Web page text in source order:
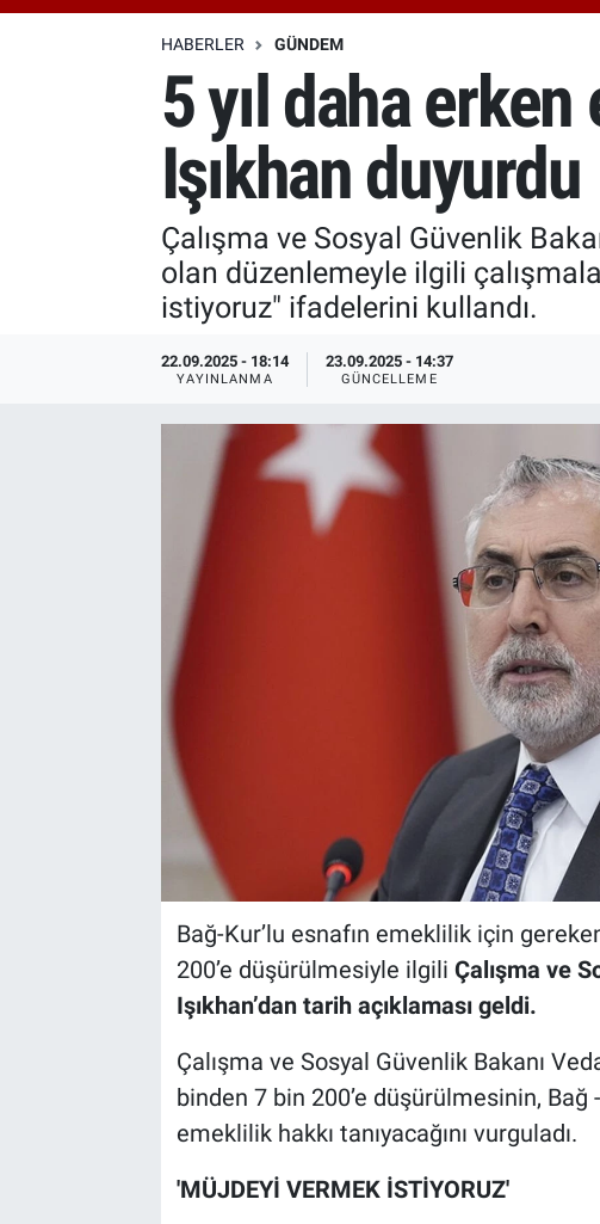
HABERLER GÜNDEM
5 yıl daha
Işıkhan duyurdu
Çalışma ve Sosyal Güvenlik
olan düzenlemeyle ilgili
istiyoruz" ifadelerini kullandı.
22.09.2025 - 18:14
YAYINLANMA
23.09.2025 - 14:37
GÜNCELLEME
Bağ-Kur’lu esnafın emeklilik için
200’e düşürülmesiyle ilgili Çalışma ve
Işıkhan’dan tarih açıklaması geldi.
Çalışma ve Sosyal Güvenlik Bakanı
binden 7 bin 200’e düşürülmesinin, Bağ
emeklilik hakkı tanıyacağını vurguladı.
'MÜJDEYİ VERMEK İSTİYORUZ'
Özel Haberler
Özel Haberler
Erişim Bilgileri
Haber Arşivi